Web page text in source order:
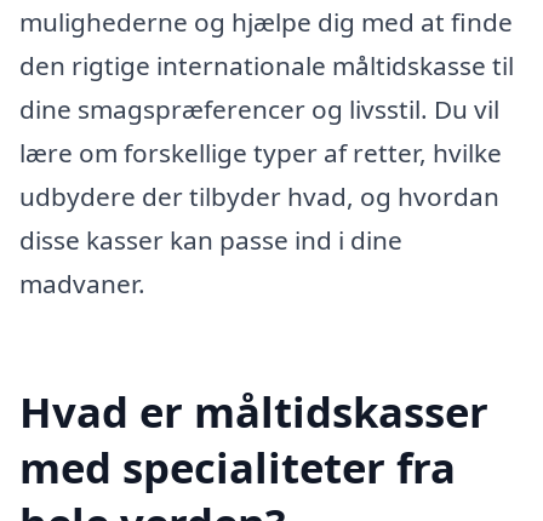
mulighederne og hjælpe dig med at finde
den rigtige internationale måltidskasse til
dine smagspræferencer og livsstil. Du vil
lære om forskellige typer af retter, hvilke
udbydere der tilbyder hvad, og hvordan
disse kasser kan passe ind i dine
madvaner.
Hvad er måltidskasser
med specialiteter fra